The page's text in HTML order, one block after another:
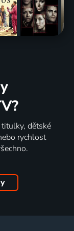
dětské
rychlost